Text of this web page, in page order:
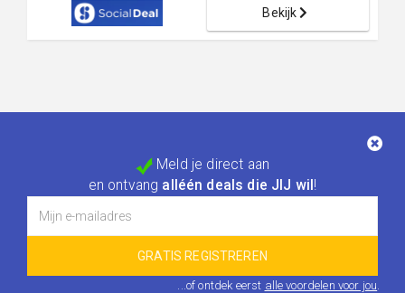
Bekijk
Meld je direct aan
en ontvang alléén deals die JIJ wil !
...of ontdek eerst alle voordelen voor jou.